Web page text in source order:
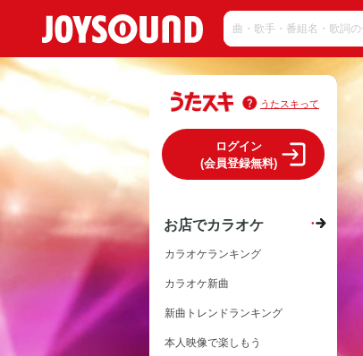
うたスキって
ログイン
(会員登録無料)
お店でカラオケ
カラオケランキング
カラオケ新曲
新曲トレンドランキング
本人映像で楽しもう